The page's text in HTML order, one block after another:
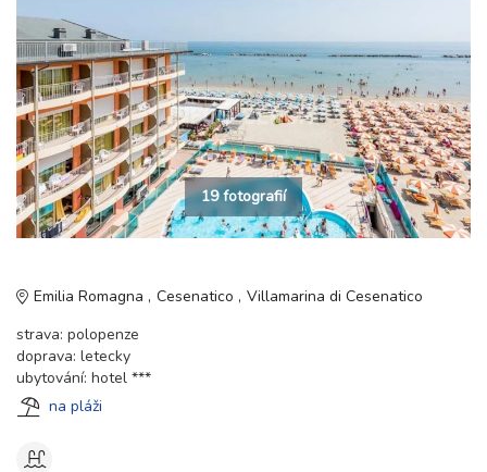
19 fotografií
Emilia Romagna Cesenatico
Villamarina di Cesenatico
strava: polopenze
doprava: letecky
ubytování: hotel ***
na pláži